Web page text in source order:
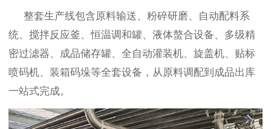
整套生产线包含原料输送、粉碎研磨、自动配料系
统、搅拌反应釜、恒温调和罐、液体螯合设备、多级精
密过滤器、成品储存罐、全自动灌装机、旋盖机、贴标
喷码机、装箱码垛等全套设备，从原料调配到成品出库
一站式完成。